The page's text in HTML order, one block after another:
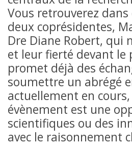
Vous retrouverez
deux coprésidentes,
Dre Diane Robert,
et leur fierté devant le
promet déjà des
soumettre un abrégé
actuellement en
évènement est une
scientifiques ou des
avec le raisonnement